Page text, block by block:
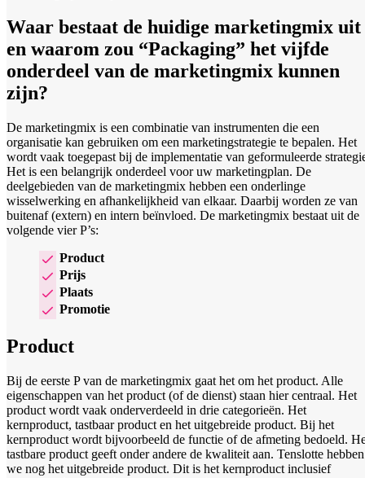
Waar bestaat de huidige marketingmix uit
en waarom zou “Packaging” het vijfde
onderdeel van de marketingmix kunnen
zijn?
De marketingmix is een combinatie van instrumenten die een
organisatie kan gebruiken om een marketingstrategie te bepalen. Het
wordt vaak toegepast bij de implementatie van geformuleerde
Het is een belangrijk onderdeel voor uw marketingplan. De
deelgebieden van de marketingmix hebben een onderlinge
wisselwerking en afhankelijkheid van elkaar. Daarbij worden ze van
buitenaf (extern) en intern beïnvloed. De marketingmix bestaat uit de
volgende vier P’s:
Product
Prijs
Plaats
Promotie
Product
Bij de eerste P van de marketingmix gaat het om het product. Alle
eigenschappen van het product (of de dienst) staan hier centraal. Het
product wordt vaak onderverdeeld in drie categorieën. Het
kernproduct, tastbaar product en het uitgebreide product. Bij het
kernproduct wordt bijvoorbeeld de functie of de afmeting bedoeld.
tastbare product geeft onder andere de kwaliteit aan. Tenslotte hebben
we nog het uitgebreide product. Dit is het kernproduct inclusief